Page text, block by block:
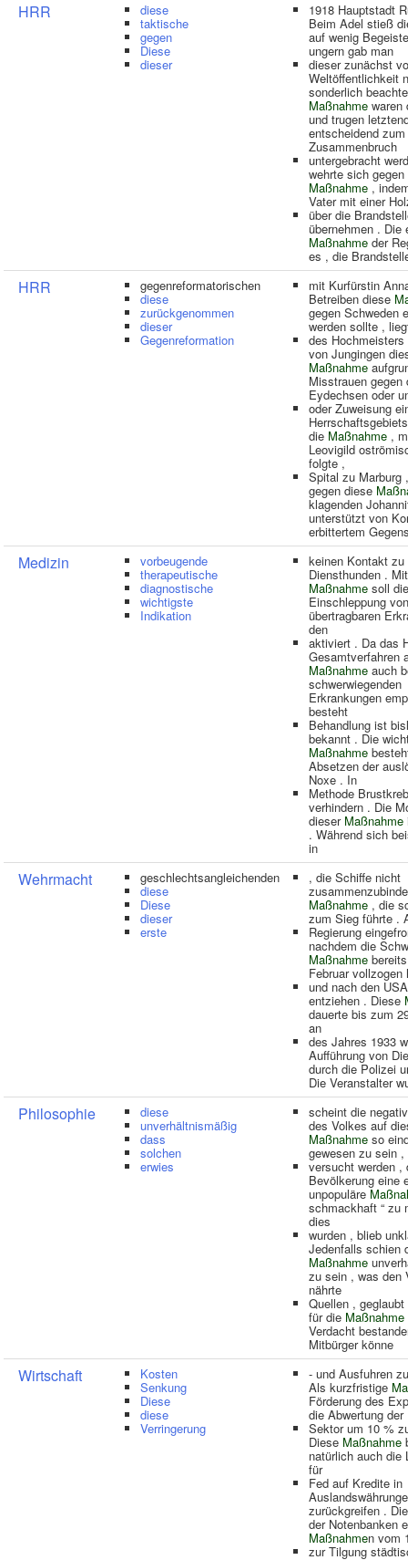
HRR diese
taktische
gegen
Diese
dieser
1918 Hauptstadt
Beim Adel stieß
auf wenig
ungern gab man
dieser zunächst
Weltöffentlichkeit
sonderlich
Maßnahme waren
und trugen
entscheidend zum
Zusammenbruch
untergebracht
wehrte sich
Maßnahme ,
Vater mit einer
über die
übernehmen . Die
Maßnahme der
es , die
HRR gegenreformatorischen
diese
zurückgenommen
dieser
Gegenreformation
mit Kurfürstin
Betreiben diese
gegen Schweden
werden sollte ,
des
von Jungingen
Maßnahme
Misstrauen gegen
Eydechsen oder
oder Zuweisung
die Maßnahme ,
Leovigild
folgte ,
Spital zu Marburg
gegen diese
klagenden
unterstützt von
erbittertem
Medizin vorbeugende
therapeutische
diagnostische
wichtigste
Indikation
keinen Kontakt zu
Diensthunden .
Maßnahme soll die
Einschleppung von
übertragbaren
den
aktiviert . Da das
Gesamtverfahren
Maßnahme auch
schwerwiegenden
Erkrankungen
besteht
Behandlung ist
bekannt . Die
Maßnahme
Absetzen der
Noxe . In
Methode
verhindern . Die
dieser Maßnahme
. Während sich
in
Wehrmacht geschlechtsangleichenden
diese
Diese
dieser
erste
, die Schiffe nicht
Maßnahme , die
zum Sieg führte .
Regierung
nachdem die
Maßnahme
Februar vollzogen
und nach den
entziehen . Diese
dauerte bis zum
an
des Jahres 1933
Aufführung von
durch die Polizei
Die Veranstalter
Philosophie diese
unverhältnismäßig
dass
solchen
erwies
scheint die
des Volkes auf
Maßnahme so
gewesen zu sein
versucht werden ,
Bevölkerung eine
unpopuläre
schmackhaft “ zu
dies
wurden , blieb
Jedenfalls schien
Maßnahme
zu sein , was den
nährte
Quellen ,
für die Maßnahme
Verdacht
Mitbürger könne
Wirtschaft Kosten
Senkung
Diese
diese
Verringerung
- und Ausfuhren
Als kurzfristige
Förderung des
die Abwertung der
Sektor um 10 %
Diese Maßnahme
natürlich auch die
für
Fed auf Kredite in
zurückgreifen .
der Notenbanken
Maßnahmen vom
zur Tilgung